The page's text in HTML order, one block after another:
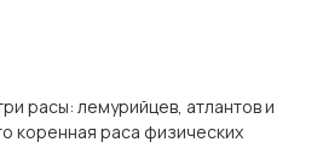
расы: лемурийцев, атлантов и
коренная раса физических